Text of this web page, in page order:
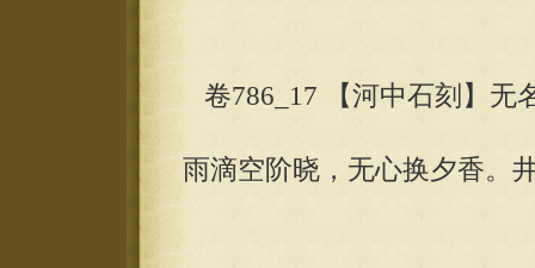
卷786_17 【河中石刻】无
雨滴空阶晓，无心换夕香。